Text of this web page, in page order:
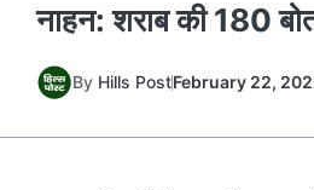
नाहन: शराब की 180
By Hills PostFebruary 22,